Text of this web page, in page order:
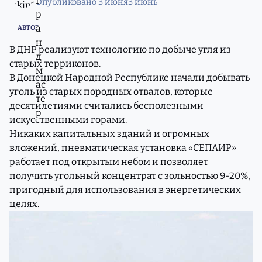
внимание на тот моральный подъем, который
переживает советский человек, при совершении
деяний, не одобряемых нашим, безусловно, самый
справедливым в мире, Уголовным Кодексом.
ФМШата со здоровым таким энтузиазмом казённую
мебель прут. Тащат родимые в свои персональные
ульи, изначально бывшее народным, добро.
Блин, как на работу, панимашь, так их палкой не
выгонишь!
Ну а если спионерить чего-нибудь, то мы завсегда,
пожалуйста.
Типа, Будь ГОТОВ!
Говно вопрос!
Я с утра уже выпил!
(Выложил на всякий случай ровно половину, вдруг
АВТОР
В ДНР реализуют технологию по добыче угля из
старых терриконов.
В Донецкой Народной Республике начали добывать
уголь из старых породных отвалов, которые
десятилетиями считались бесполезными
искусственными горами.
Никаких капитальных зданий и огромных
вложений, пневматическая установка «СЕПАИР»
работает под открытым небом и позволяет
получить угольный концентрат с зольностью 9-20%,
пригодный для использования в энергетических
целях.